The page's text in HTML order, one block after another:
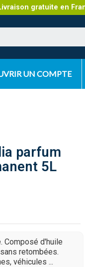
gratuite en
UN COMPTE
parfum
5L
Composé d'huile
retombées.
véhicules ...